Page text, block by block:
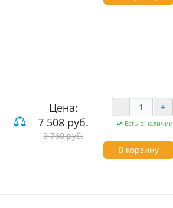
Цена:
7 508 руб.
9 760 руб.
- +
Есть в наличии
В корзину